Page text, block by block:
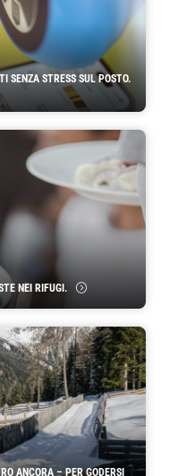
SENZA STRESS SUL POSTO.
NEI RIFUGI.
ANCORA – PER GODERSI